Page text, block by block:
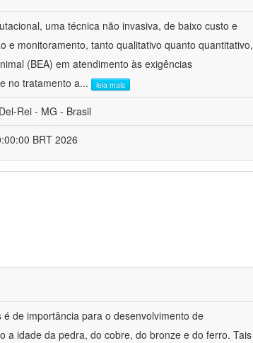
uma técnica não invasiva, de baixo custo e
e monitoramento, tanto qualitativo quanto quantitativo,
(BEA) em atendimento às exigências
no tratamento a... leia mais
Rei - MG - Brasil
BRT 2026
de importância para o desenvolvimento de
a idade da pedra, do cobre, do bronze e do ferro. Tais